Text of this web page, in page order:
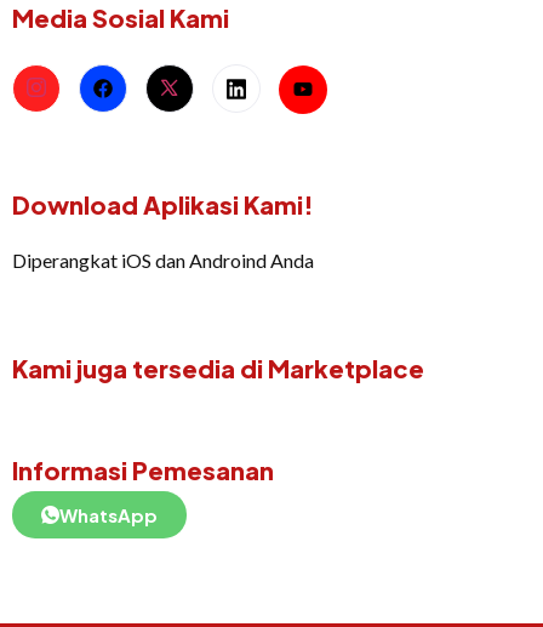
Media Sosial Kami
Download Aplikasi Kami!
Diperangkat iOS dan Androind Anda
Kami juga tersedia di Marketplace
Informasi Pemesanan
WhatsApp